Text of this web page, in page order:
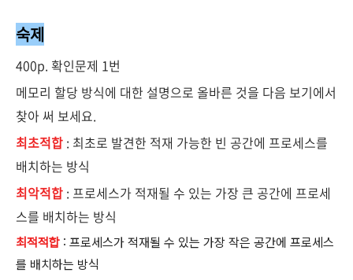
숙제
400p. 확인문제 1번
메모리 할당 방식에 대한 설명으로 올바른 것을 다음 보기에서
찾아 써 보세요.
최초적합 : 최초로 발견한 적재 가능한 빈 공간에 프로세스를
배치하는 방식
최악적합 : 프로세스가 적재될 수 있는 가장 큰 공간에 프로세
스를 배치하는 방식
최적적합 : 프로세스가 적재될 수 있는 가장 작은 공간에 프로세스
를 배치하는 방식